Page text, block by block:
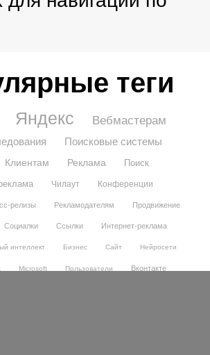
теги
Яндекс
Вебмастерам
Поисковые системы
Клиентам Реклама
Поиск
Чилаут Конференции
релизы Рекламодателям Продвижение
Социалки Ссылки Интернет-реклама
интеллект Бизнес Сайт Нейросети
Microsoft Пользователи Вконтакте